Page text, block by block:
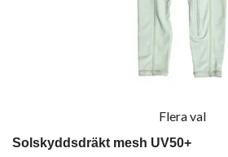
Flera val
Solskyddsdräkt mesh UV50+